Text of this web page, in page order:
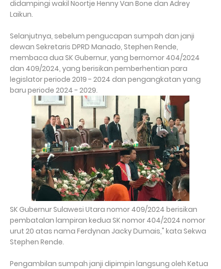
didampingi wakil Noortje Henny Van Bone dan Adrey
Laikun.
Selanjutnya, sebelum pengucapan sumpah dan janji
dewan Sekretaris DPRD Manado, Stephen Rende,
membaca dua SK Gubernur, yang bernomor 404/2024
dan 409/2024, yang berisikan pemberhentian para
legislator periode 2019 - 2024 dan pengangkatan yang
baru periode 2024 - 2029.
SK Gubernur Sulawesi Utara nomor 409/2024 berisikan
pembatalan lampiran kedua SK nomor 404/2024 nomor
urut 20 atas nama Ferdynan Jacky Dumais," kata Sekwa
Stephen Rende.
Pengambilan sumpah janji dipimpin langsung oleh Ketua